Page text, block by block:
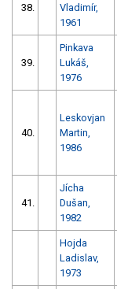
38.
Vladimír,
1961
39.
Pinkava
Lukáš,
1976
40.
Leskovjan
Martin,
1986
41.
Jícha
Dušan,
1982
Hojda
Ladislav,
1973